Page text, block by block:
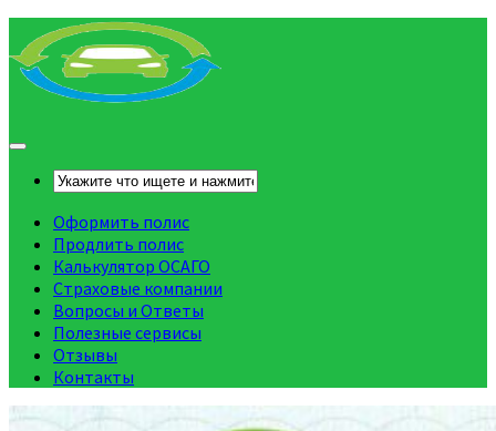
Оформить полис
Продлить полис
Калькулятор ОСАГО
Страховые компании
Вопросы и Ответы
Полезные сервисы
Отзывы
Контакты